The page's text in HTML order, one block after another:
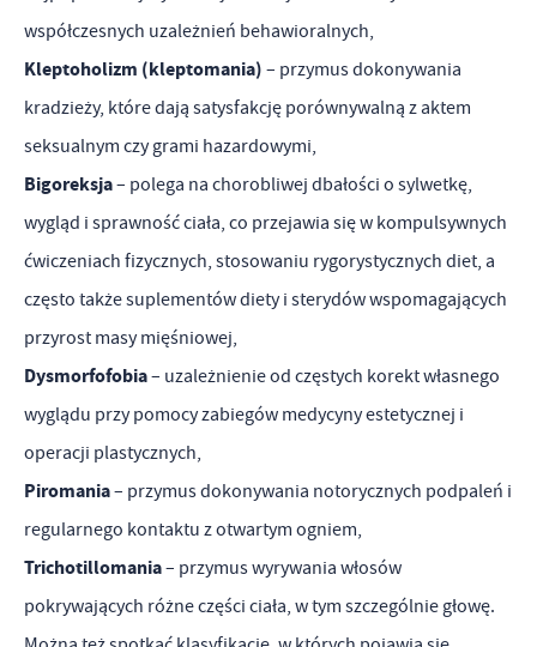
współczesnych uzależnień behawioralnych,
Kleptoholizm (kleptomania) – przymus dokonywania
kradzieży, które dają satysfakcję porównywalną z aktem
seksualnym czy grami hazardowymi,
Bigoreksja– polega na chorobliwej dbałości o sylwetkę,
wygląd i sprawność ciała, co przejawia się w kompulsywnych
ćwiczeniach fizycznych, stosowaniu rygorystycznych diet, a
często także suplementów diety i sterydów wspomagających
przyrost masy mięśniowej,
Dysmorfofobia– uzależnienie od częstych korekt własnego
wyglądu przy pomocy zabiegów medycyny estetycznej i
operacji plastycznych,
Piromania– przymus dokonywania notorycznych podpaleń i
regularnego kontaktu z otwartym ogniem,
Trichotillomania– przymus wyrywania włosów
pokrywających różne części ciała, w tym szczególnie głowę.